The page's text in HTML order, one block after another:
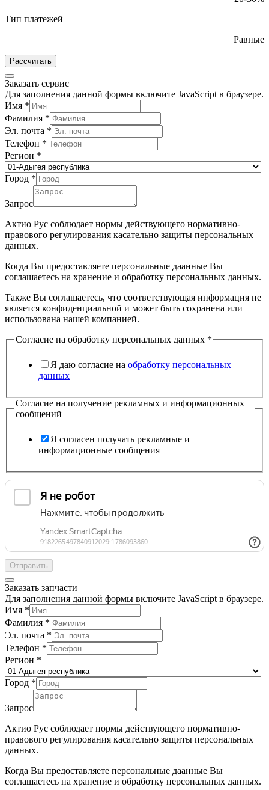
Тип платежей
Равные
Рассчитать
Заказать сервис
Для заполнения данной формы включите JavaScript в браузере.
Имя *
Фамилия *
Эл. почта *
Телефон *
Регион *
Город *
Запрос
Актио Рус соблюдает нормы действующего нормативно-
правового регулирования касательно защиты персональных
данных.
Когда Вы предоставляете персональные даанные Вы
соглашаетесь на хранение и обработку персональных данных.
Также Вы соглашаетесь, что соответствующая информация не
является конфиденциальной и может быть сохранена или
использована нашей компанией.
Согласие на обработку персональных данных *
Я даю согласие на обработку персональных
данных
Согласие на получение рекламных и информационных
сообщений
Я согласен получать рекламные и
информационные сообщения
Отправить
Заказать запчасти
Для заполнения данной формы включите JavaScript в браузере.
Имя *
Фамилия *
Эл. почта *
Телефон *
Регион *
Город *
Запрос
Актио Рус соблюдает нормы действующего нормативно-
правового регулирования касательно защиты персональных
данных.
Когда Вы предоставляете персональные даанные Вы
соглашаетесь на хранение и обработку персональных данных.